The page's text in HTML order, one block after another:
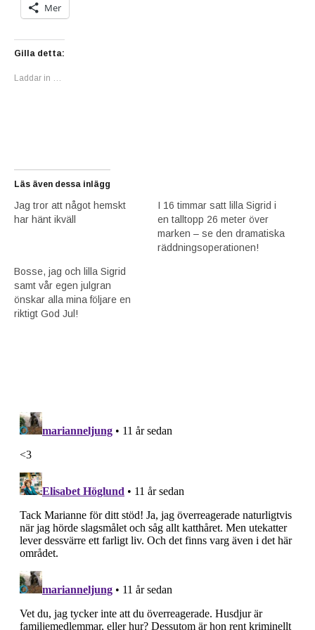
Mer
Gilla detta:
Laddar in …
Läs även dessa inlägg
Jag tror att något hemskt
har hänt ikväll
I 16 timmar satt lilla Sigrid i
en talltopp 26 meter över
marken – se den dramatiska
räddningsoperationen!
Bosse, jag och lilla Sigrid
samt vår egen julgran
önskar alla mina följare en
riktigt God Jul!